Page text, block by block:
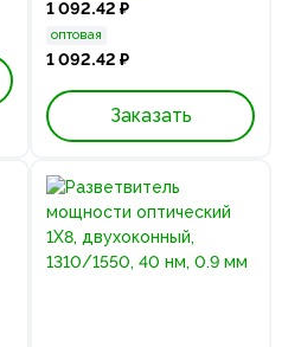
1 092.42 ₽
оптовая
1 092.42 ₽
Заказать